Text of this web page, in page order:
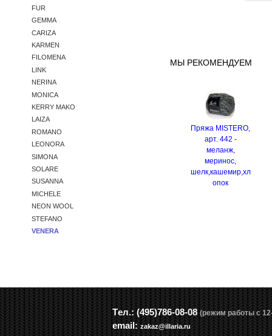
FUR
GEMMA
CARIZA
KARMEN
FILOMENA
LINK
NERINA
MONICA
KERRY MAKO
LAIZA
ROMANO
LEONORA
SIMONA
SOLARE
SUSANNA
MICHELE
NEON WOOL
STEFANO
VENERA
МЫ РЕКОМЕНДУЕМ
Пряжа MISTERO,
арт. 442 -
меланж,
меринос,
шелк,кашемир,хл
опок
Tел.: (495)786-08-08 (режим работы с
email: zakaz@illaria.ru